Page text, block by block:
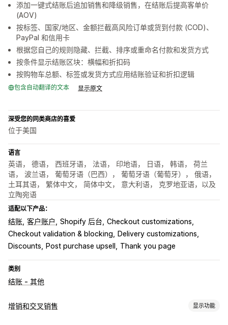
添加一键式结账后追加销售和降级销售，在结账后提高客单价
(AOV)
按标签、国家/地区、金额拦截高风险订单或货到付款 (COD)、
PayPal 和信用卡
根据您自己的规则隐藏、拦截、排序或重命名付款和发货方式
按条件显示结账区块：横幅和折扣码
按购物车总额、标签或发货方式应用结账验证和折扣逻辑
包含自动翻译的文本 显示原文
深受您的同类商店的喜爱
位于美国
语言
英语， 德语， 西班牙语， 法语， 印地语， 日语， 韩语， 荷兰
语， 波兰语， 葡萄牙语（巴西）， 葡萄牙语（葡萄牙）， 俄语，
土耳其语， 繁体中文， 简体中文， 意大利语， 克罗地亚语，以及
立陶宛语
适配以下产品：
结账 客户账户 Shopify 后台 Checkout customizations
Checkout validation & blocking
Delivery customizations
Discounts
Post purchase upsell Thank you page
类别
结账 - 其他
增销和交叉销售 显示功能